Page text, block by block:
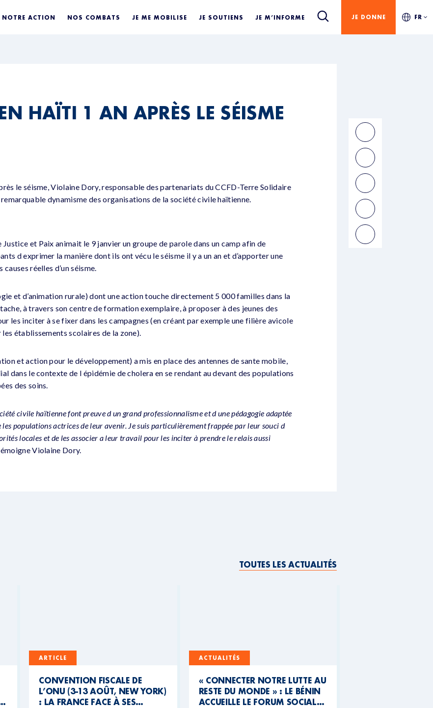
NOTRE ACTION NOS COMBATS JE ME MOBILISE JE SOUTIENS JE M’INFORME JE DONNE FR
HAÏTI 1 AN APRÈS LE SÉISME
le séisme, Violaine Dory, responsable des partenariats du CCFD-Terre Solidaire
dynamisme des organisations de la société civile haïtienne.
et Paix animait le 9 janvier un groupe de parole dans un camp afin de
d exprimer la manière dont ils ont vécu le séisme il y a un an et d’apporter une
réelles d’un séisme.
et d’animation rurale) dont une action touche directement 5 000 familles dans la
à travers son centre de formation exemplaire, à proposer à des jeunes des
les inciter à se fixer dans les campagnes (en créant par exemple une filière avicole
établissements scolaires de la zone).
et action pour le développement) a mis en place des antennes de sante mobile,
dans le contexte de l épidémie de cholera en se rendant au devant des populations
des soins.
civile haïtienne font preuve d un grand professionnalisme et d une pédagogie adaptée
populations actrices de leur avenir. Je suis particulièrement frappée par leur souci d
locales et de les associer a leur travail pour les inciter à prendre le relais aussi
Violaine Dory.
TOUTES LES ACTUALITÉS
ARTICLE
CONVENTION FISCALE DE
L’ONU (3-13 AOÛT, NEW YORK)
: LA FRANCE FACE À SES
ACTUALITÉS
« CONNECTER NOTRE LUTTE AU
RESTE DU MONDE » : LE BÉNIN
ACCUEILLE LE FORUM SOCIAL